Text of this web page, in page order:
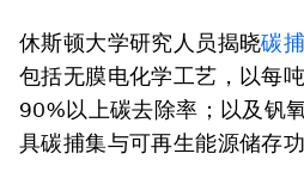
休斯顿大学研究人员揭晓碳
包括无膜电化学工艺，以每
90%以上碳去除率；以及钒
具碳捕集与可再生能源储存功